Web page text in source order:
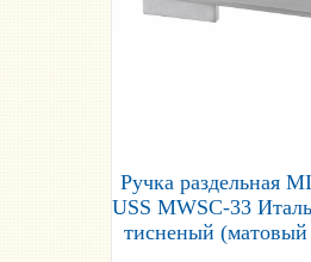
Ручка раздельная
USS MWSC-33
тисненый